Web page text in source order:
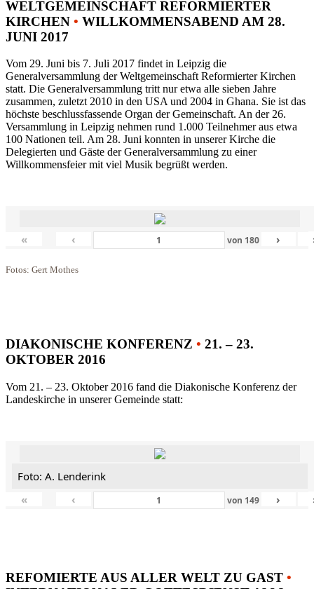
WELTGEMEINSCHAFT REFORMIERTER
KIRCHEN • WILLKOMMENSABEND AM 28.
JUNI 2017
Vom 29. Juni bis 7. Juli 2017 findet in Leipzig die
Generalversammlung der Weltgemeinschaft Reformierter Kirchen
statt. Die Generalversammlung tritt nur etwa alle sieben Jahre
zusammen, zuletzt 2010 in den USA und 2004 in Ghana. Sie ist das
höchste beschlussfassende Organ der Gemeinschaft. An der 26.
Versammlung in Leipzig nehmen rund 1.000 Teilnehmer aus etwa
100 Nationen teil. Am 28. Juni konnten in unserer Kirche die
Delegierten und Gäste der Generalversammlung zu einer
Willkommensfeier mit viel Musik begrüßt werden.
« ‹ von 180 ›
Fotos: Gert Mothes
DIAKONISCHE KONFERENZ • 21. – 23.
OKTOBER 2016
Vom 21. – 23. Oktober 2016 fand die Diakonische Konferenz der
Landeskirche in unserer Gemeinde statt:
Foto: A. Lenderink
«
‹ von 149 ›
REFOMIERTE AUS ALLER WELT ZU GAST •